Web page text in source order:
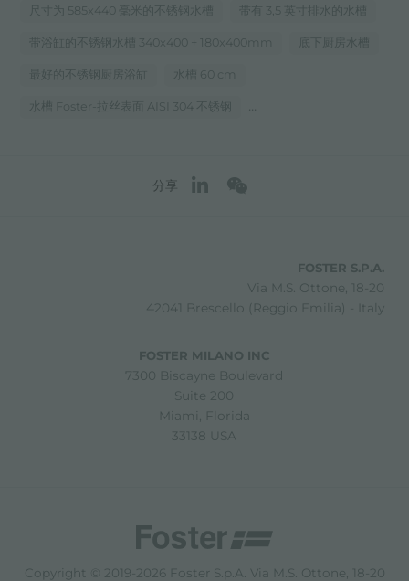
尺寸为 585x440 毫米的不锈钢水槽 带有 3,5 英寸排水的水槽
带浴缸的不锈钢水槽 340x400 + 180x400mm 底下厨房水槽
最好的不锈钢厨房浴缸 水槽 60 cm
水槽 Foster-拉丝表面 AISI 304 不锈钢 ...
分享
FOSTER S.P.A.
Via M.S. Ottone, 18-20
42041 Brescello (Reggio Emilia) - Italy
FOSTER MILANO INC
7300 Biscayne Boulevard
Suite 200
Miami, Florida
33138 USA
Copyright © 2019-2026 Foster S.p.A. Via M.S. Ottone, 18-20